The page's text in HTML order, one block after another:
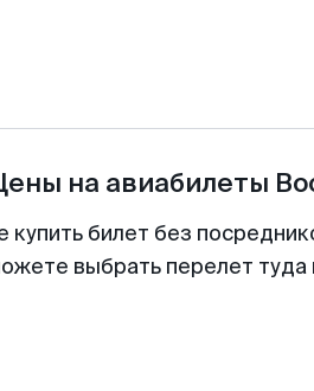
на авиабилеты
билет без
выбрать перелет туда